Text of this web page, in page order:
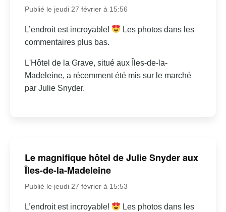
Publié le jeudi 27 février à 15:56
L’endroit est incroyable!
Les photos dans les
commentaires plus bas.
L'Hôtel de la Grave, situé aux Îles-de-la-
Madeleine, a récemment été mis sur le marché
par Julie Snyder.
Le magnifique hôtel de Julie Snyder aux
Îles-de-la-Madeleine
Publié le jeudi 27 février à 15:53
L’endroit est incroyable!
Les photos dans les